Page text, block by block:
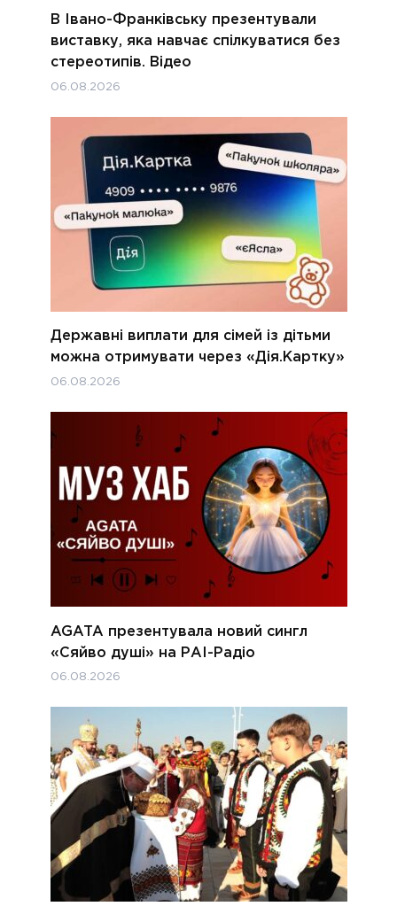
В Івано-Франківську презентували
виставку, яка навчає спілкуватися без
стереотипів. Відео
06.08.2026
Державні виплати для сімей із дітьми
можна отримувати через «Дія.Картку»
06.08.2026
AGATA презентувала новий сингл
«Сяйво душі» на РАІ-Радіо
06.08.2026